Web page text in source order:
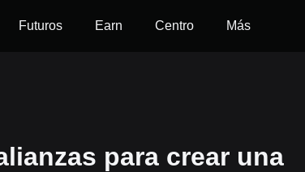
Futuros Earn Centro Más
para crear una